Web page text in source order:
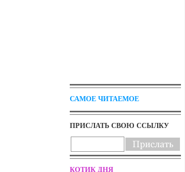
САМОЕ ЧИТАЕМОЕ
ПРИСЛАТЬ СВОЮ ССЫЛКУ
КОТИК ДНЯ